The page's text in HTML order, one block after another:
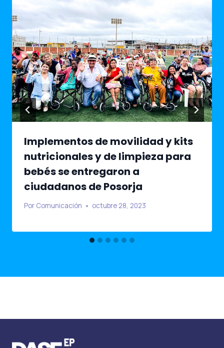
Implementos de movilidad y kits
nutricionales y de limpieza para
bebés se entregaron a
ciudadanos de Posorja
Por Comunicación octubre 28, 2023